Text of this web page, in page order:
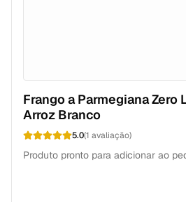
Frango a Parmegiana Zero
Arroz Branco
5.0(1 avaliação)
Produto pronto para adicionar ao